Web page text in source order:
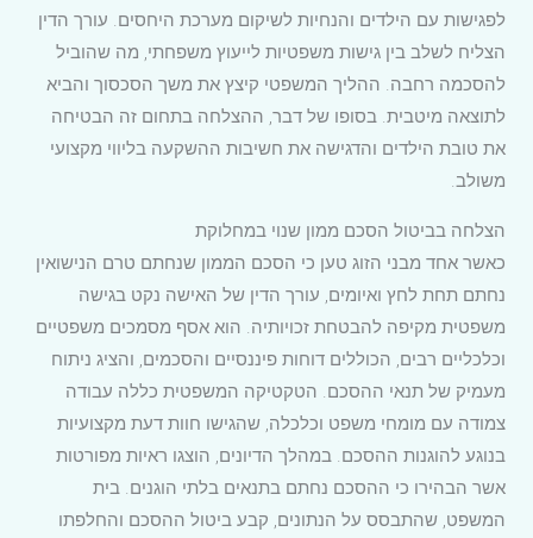
לפגישות עם הילדים והנחיות לשיקום מערכת היחסים. עורך הדין
הצליח לשלב בין גישות משפטיות לייעוץ משפחתי, מה שהוביל
להסכמה רחבה. ההליך המשפטי קיצץ את משך הסכסוך והביא
לתוצאה מיטבית. בסופו של דבר, ההצלחה בתחום זה הבטיחה
את טובת הילדים והדגישה את חשיבות ההשקעה בליווי מקצועי
משולב.
הצלחה בביטול הסכם ממון שנוי במחלוקת
כאשר אחד מבני הזוג טען כי הסכם הממון שנחתם טרם הנישואין
נחתם תחת לחץ ואיומים, עורך הדין של האישה נקט בגישה
משפטית מקיפה להבטחת זכויותיה. הוא אסף מסמכים משפטיים
וכלכליים רבים, הכוללים דוחות פיננסיים והסכמים, והציג ניתוח
מעמיק של תנאי ההסכם. הטקטיקה המשפטית כללה עבודה
צמודה עם מומחי משפט וכלכלה, שהגישו חוות דעת מקצועיות
בנוגע להוגנות ההסכם. במהלך הדיונים, הוצגו ראיות מפורטות
אשר הבהירו כי ההסכם נחתם בתנאים בלתי הוגנים. בית
המשפט, שהתבסס על הנתונים, קבע ביטול ההסכם והחלפתו